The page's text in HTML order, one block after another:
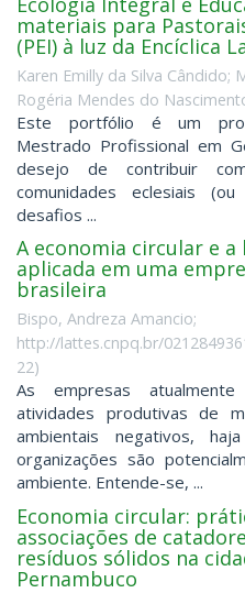
materiais para
(PEI) à luz da Encíclica
Karen Emilly da Silva Cândido;
Rogéria Mendes do
Este portfólio é um
Mestrado Profissional em
desejo de contribuir
comunidades eclesiais
desafios ...
A economia circular e
aplicada em uma
brasileira
Bispo, Andreza Amancio;
http://lattes.cnpq.br/
22)
As empresas
atividades produtivas de
ambientais negativos,
organizações são
ambiente. Entende-se, ...
Economia circular:
associações de
resíduos sólidos na
Pernambuco